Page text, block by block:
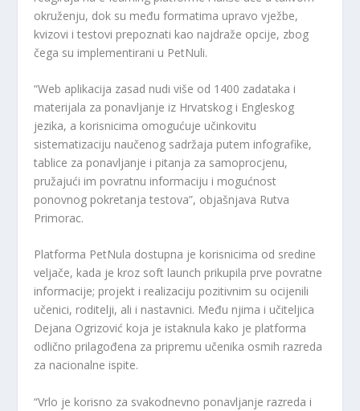
okruženju, dok su među formatima upravo vježbe,
kvizovi i testovi prepoznati kao najdraže opcije, zbog
čega su implementirani u PetNuli.
“Web aplikacija zasad nudi više od 1400 zadataka i
materijala za ponavljanje iz Hrvatskog i Engleskog
jezika, a korisnicima omogućuje učinkovitu
sistematizaciju naučenog sadržaja putem infografike,
tablice za ponavljanje i pitanja za samoprocjenu,
pružajući im povratnu informaciju i mogućnost
ponovnog pokretanja testova”, objašnjava Rutva
Primorac.
Platforma PetNula dostupna je korisnicima od sredine
veljače, kada je kroz soft launch prikupila prve povratne
informacije; projekt i realizaciju pozitivnim su ocijenili
učenici, roditelji, ali i nastavnici. Među njima i učiteljica
Dejana Ogrizović koja je istaknula kako je platforma
odlično prilagođena za pripremu učenika osmih razreda
za nacionalne ispite.
“Vrlo je korisno za svakodnevno ponavljanje razreda i